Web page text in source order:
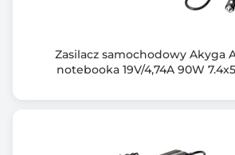
Zestaw: zasilacz, kabel zasilający,
karta gwarancyjna
Gwarancja producenta [mies.]
Zasilacz samochodowy Akyga
notebooka 19V/4,74A 90W